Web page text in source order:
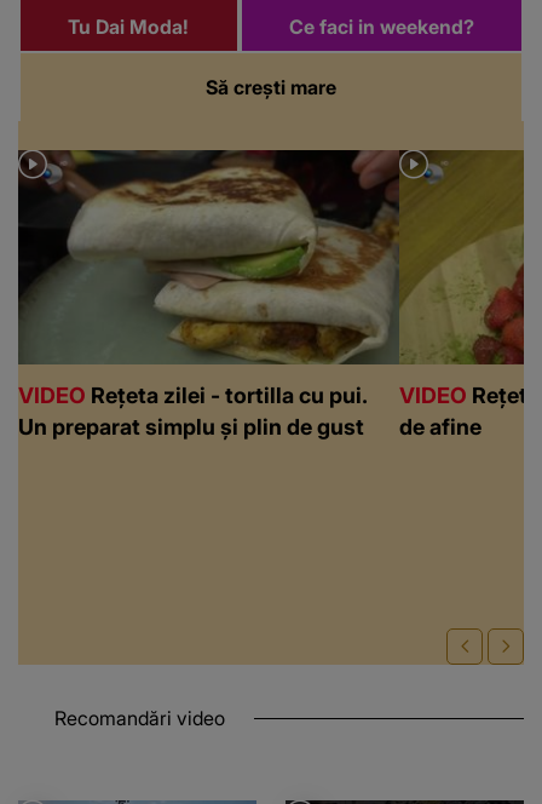
Să crești mare
Tu Dai Moda! Ce faci in weekend?
VIDEO Rețeta zilei - tortilla cu pui.
Un preparat simplu și plin de gust
VIDEO
de afine
Recomandări video